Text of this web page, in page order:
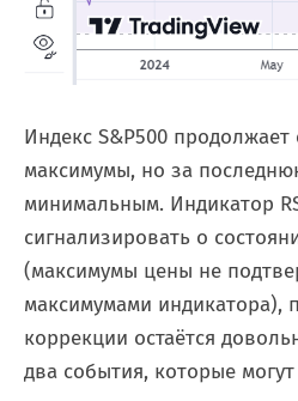
Индекс S&P500 продолжает
максимумы, но за
минимальным. Индикатор
сигнализировать о
(максимумы цены не
максимумами индикатора),
коррекции остаётся
два события, которые могут